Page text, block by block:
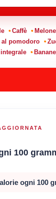
Caffè Melone
al pomodoro
Banane
100
ogni 100